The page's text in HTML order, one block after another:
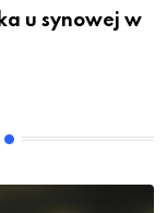
u synowej w